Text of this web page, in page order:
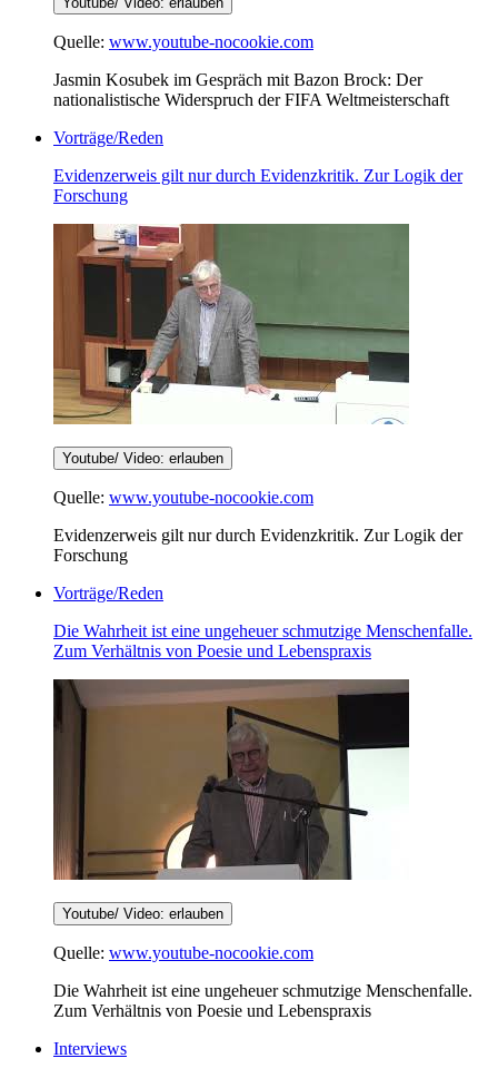
Quelle: www.youtube-nocookie.com
Jasmin Kosubek im Gespräch mit Bazon Brock: Der
nationalistische Widerspruch der FIFA Weltmeisterschaft
Vorträge/Reden
Evidenzerweis gilt nur durch Evidenzkritik. Zur Logik der
Forschung
Youtube/ Video: erlauben
Quelle: www.youtube-nocookie.com
Evidenzerweis gilt nur durch Evidenzkritik. Zur Logik der
Forschung
Vorträge/Reden
Die Wahrheit ist eine ungeheuer schmutzige Menschenfalle.
Zum Verhältnis von Poesie und Lebenspraxis
Youtube/ Video: erlauben
Quelle: www.youtube-nocookie.com
Die Wahrheit ist eine ungeheuer schmutzige Menschenfalle.
Zum Verhältnis von Poesie und Lebenspraxis
Interviews